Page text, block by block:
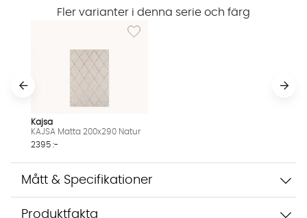
Fler varianter i denna serie och färg
Lägg till i önskelista: KAJSA Matta 200x290
Kajsa
KAJSA Matta 200x290 Natur
2395 :-
Mått & Specifikationer
Produktfakta
Vi använder AI för att svara på dina frågor. Konversationen
inte dina uppgifter med tredje part. Läs mer i vår
Jag godkänner att konversationen sparas